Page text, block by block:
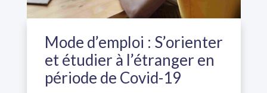
Mode d’emploi : S’orienter
et étudier à l’étranger en
période de Covid-19